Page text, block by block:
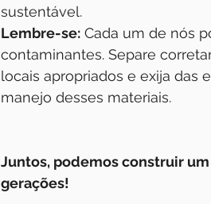
sustentável.
Lembre-se: Cada um de nós
contaminantes. Separe
locais apropriados e exija das
manejo desses materiais.
Juntos, podemos construir
gerações!